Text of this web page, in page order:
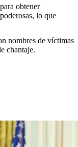
obtener
lo que
nombres de víctimas
chantaje.